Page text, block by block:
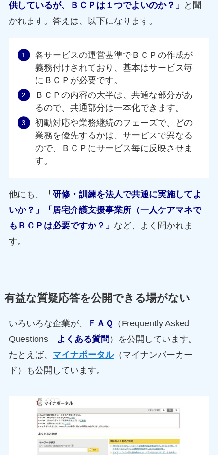
供しているが、ＢＣＰは１つでよいのか？」
と聞
かれます。答えは、以下になります。
各サービスの運営基準でＢＣＰの作成が
義務付けされており、基本はサービス毎
にＢＣＰが必要です。
ＢＣＰの内容の大半は、共通な部分があ
るので、共通部分は一本化できます。
初動対応や業務継続のフェーズで、どの
業務を優先するかは、サービスで異なる
ので、ＢＣＰにサービス毎に反映させま
す。
他にも、 「 研修・訓練を法人で共通に実施してよ
いか？」「居宅介護支援事業所（一人ケアマネで
もＢＣＰは必要ですか？」 など、よく聞かれま
す。
有益な質疑応答を公開できる場がない
いろいろな企業が、 ＦＡＱ （Frequently Asked
Questions
よくある質問 ）を公開しています。
たとえば、 マイナポータル（マイナンバーカー
ド）も公開しています。